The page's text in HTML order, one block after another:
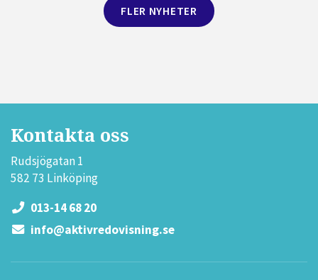
FLER NYHETER
Kontakta oss
Rudsjögatan 1
582 73 Linköping
013-14 68 20
info@aktivredovisning.se